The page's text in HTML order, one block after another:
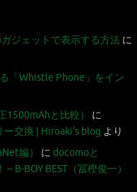
ジェットで表示する方法 に
「Whistle Phone」をイン
と比較）
に
ー交換 | Hiroaki's blog より
編）
に docomoと
B-BOY BEST（冨樫俊一）